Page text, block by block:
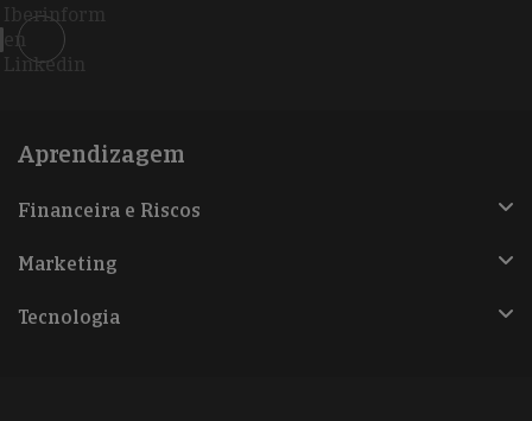
Iberinform
en
Linkedin
Aprendizagem
Financeira e Riscos
Marketing
Tecnologia